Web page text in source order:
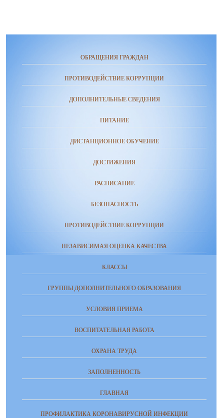
ОБРАЩЕНИЯ ГРАЖДАН
ПРОТИВОДЕЙСТВИЕ КОРРУПЦИИ
ДОПОЛНИТЕЛЬНЫЕ СВЕДЕНИЯ
ПИТАНИЕ
ДИСТАНЦИОННОЕ ОБУЧЕНИЕ
ДОСТИЖЕНИЯ
РАСПИСАНИЕ
БЕЗОПАСНОСТЬ
ПРОТИВОДЕЙСТВИЕ КОРРУПЦИИ
НЕЗАВИСИМАЯ ОЦЕНКА КАЧЕСТВА
КЛАССЫ
ГРУППЫ ДОПОЛНИТЕЛЬНОГО ОБРАЗОВАНИЯ
УСЛОВИЯ ПРИЕМА
ВОСПИТАТЕЛЬНАЯ РАБОТА
ОХРАНА ТРУДА
ЗАПОЛНЕННОСТЬ
ГЛАВНАЯ
ПРОФИЛАКТИКА КОРОНАВИРУСНОЙ ИНФЕКЦИИ